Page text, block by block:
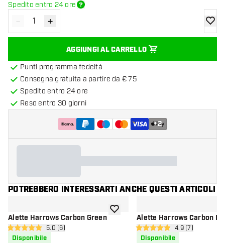
Spedito entro 24 ore
Diminuisci quantità
- Aumenta quantità
+
AGGIUNGI AL CARRELLO
Punti programma fedeltà
Consegna gratuita a partire da € 75
Spedito entro 24 ore
Reso entro 30 giorni
+2
POTREBBERO INTERESSARTI ANCHE QUESTI ARTICOLI
Alette Harrows Carbon Green
apri pannello recensioni
5 stelle di valutazione
5.0 (6)
Disponibile
aggiungi alla lista dei desideri
Alette Harrows Carbon
apri pannello
4.9 stelle di valutazione
4.9 (7)
Disponibile